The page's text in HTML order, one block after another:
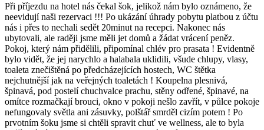
Při příjezdu na hotel nás čekal šok, jelikož nám bylo oznámeno, že
neevidují naši rezervaci !!! Po ukázání úhrady pobytu platbou z účtu
nás i přes to nechali sedět 20minut na recepci. Nakonec nás
ubytovali, ale raději jsme měli jet domů a žádat vrácení peněz.
Pokoj, který nám přidělili, připomínal chlév pro prasata ! Evidentně
bylo vidět, že jej narychlo a halabala uklidili, všude chlupy, vlasy,
toaleta znečištěná po předcházejících hostech, WC štětka
nejchutnější jak na veřejných toaletách ! Koupelna plesnivá,
špinavá, pod postelí chuchvalce prachu, stěny odřené, špinavé, na
omítce rozmačkají brouci, okno v pokoji nešlo zavřít, v půlce pokoje
nefungovaly světla ani zásuvky, polštář smrděl cizím potem ! Po
prvotním šoku jsme si chtěli spravit chuť ve wellness, ale to byla